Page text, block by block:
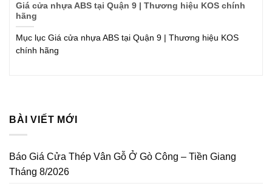
Giá cửa nhựa ABS tại Quận 9 | Thương hiệu KOS chính
hãng
Mục lục Giá cửa nhựa ABS tại Quận 9 | Thương hiệu KOS
chính hãng
BÀI VIẾT MỚI
Báo Giá Cửa Thép Vân Gỗ Ở Gò Công – Tiền Giang
Tháng 8/2026